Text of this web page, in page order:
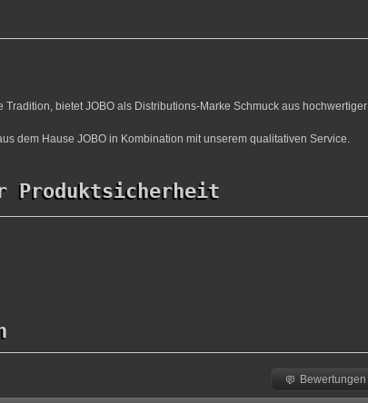
bietet JOBO als Distributions-Marke Schmuck aus hochwertiger
dem Hause JOBO in Kombination mit unserem qualitativen Service.
Produktsicherheit
Bewertungen